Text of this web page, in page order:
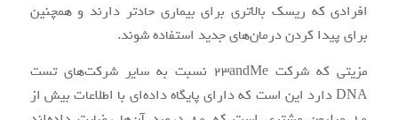
افرادی که ریسک بالاتری برای بیماری حادتر دارند و همچنین
برای پیدا کردن درمان‌های جدید استفاده شوند.
مزیتی که شرکت 23andMe نسبت به سایر شرکت‌های تست
DNA دارد این است که دارای پایگاه داده‌ای با اطلاعات بیش از